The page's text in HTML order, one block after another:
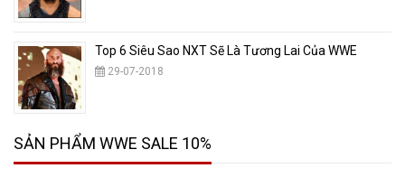
Top 6 Siêu Sao NXT Sẽ Là Tương Lai Của WWE
29-07-2018
SẢN PHẨM WWE SALE 10%